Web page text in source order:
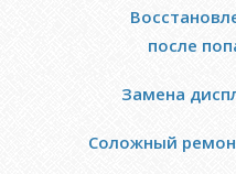
после
Замена
Соложный